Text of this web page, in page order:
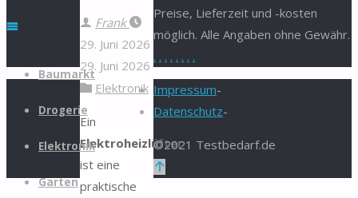
Zum
springen
Baumarkt
Drogerie
Elektronik
Garten
Frank
29. Juni 2026
29. Juni 2026
Elektronik
Ein
Elektroheizlüfter
ist eine
praktische
Preise, Lieferzeit und -kosten
möglich. Alle Angaben ohne Gewähr.
. . . . . . . .
Impressum-
Datenschutz-
©2021 Testbedarf.de
Zurück